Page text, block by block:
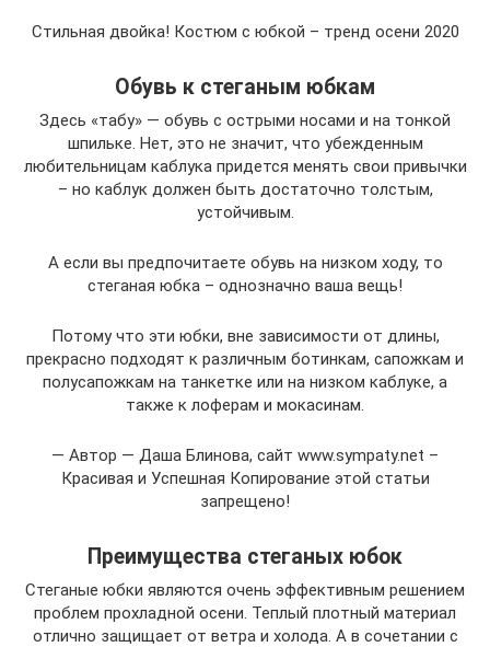
Стильная двойка! Костюм с юбкой – тренд осени 2020
Обувь к стеганым юбкам
Здесь «табу» — обувь с острыми носами и на тонкой
шпильке. Нет, это не значит, что убежденным
любительницам каблука придется менять свои привычки
– но каблук должен быть достаточно толстым,
устойчивым.
А если вы предпочитаете обувь на низком ходу, то
стеганая юбка – однозначно ваша вещь!
Потому что эти юбки, вне зависимости от длины,
прекрасно подходят к различным ботинкам, сапожкам и
полусапожкам на танкетке или на низком каблуке, а
также к лоферам и мокасинам.
— Автор — Даша Блинова, сайт www.sympaty.net –
Красивая и Успешная Копирование этой статьи
запрещено!
Преимущества стеганых юбок
Стеганые юбки являются очень эффективным решением
проблем прохладной осени. Теплый плотный материал
отлично защищает от ветра и холода. А в сочетании с